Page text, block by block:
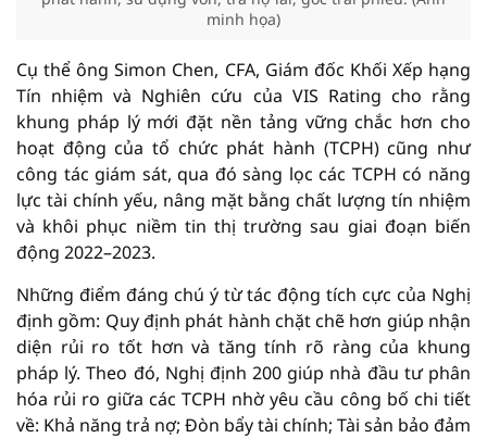
minh họa)
Cụ thể ông Simon Chen, CFA, Giám đốc Khối Xếp hạng
Tín nhiệm và Nghiên cứu của VIS Rating cho rằng
khung pháp lý mới đặt nền tảng vững chắc hơn cho
hoạt động của tổ chức phát hành (TCPH) cũng như
công tác giám sát, qua đó sàng lọc các TCPH có năng
lực tài chính yếu, nâng mặt bằng chất lượng tín nhiệm
và khôi phục niềm tin thị trường sau giai đoạn biến
động 2022–2023.
Những điểm đáng chú ý từ tác động tích cực của Nghị
định gồm: Quy định phát hành chặt chẽ hơn giúp nhận
diện rủi ro tốt hơn và tăng tính rõ ràng của khung
pháp lý. Theo đó, Nghị định 200 giúp nhà đầu tư phân
hóa rủi ro giữa các TCPH nhờ yêu cầu công bố chi tiết
về: Khả năng trả nợ; Đòn bẩy tài chính; Tài sản bảo đảm